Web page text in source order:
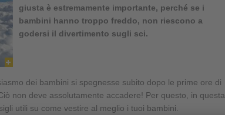
giusta è estremamente importante, perché se i
bambini hanno troppo freddo, non riescono a
godersi il divertimento sugli sci.
dei bambini si spegnesse subito dopo le prime ore di
non deve assolutamente accadere! Per questo, in questa
utili su come vestire al meglio i tuoi bambini.